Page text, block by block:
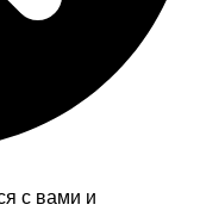
с вами и